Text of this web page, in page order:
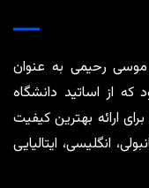
رحیمی به عنوان
از اساتید دانشگاه
ارائه بهترین کیفیت
انگلیسی، ایتالیایی